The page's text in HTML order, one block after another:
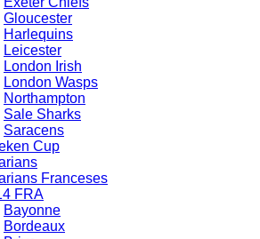
Gloucester
Harlequins
Leicester
London Irish
London Wasps
Northampton
Sale Sharks
Saracens
Cup
Franceses
FRA
Bayonne
Bordeaux